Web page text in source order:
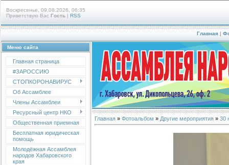
Воскресенье, 09.08.2026, 06:35
Приветствую Вас Гость | RSS
Главная |
Меню сайта
Главная страница
#ЗАРОССИЮ
СТОПКОРОНАВИРУС
Об Ассамблее
Члены Ассамблеи
Ресурсный центр НКО
Общественная приемная
Бесплатная юридическая
помощь
Молодёжная Ассамблея
народов Хабаровского
края
Главная » Фотоальбом » Другие мероприятия » 30